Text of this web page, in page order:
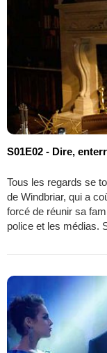
S01E02 - Dire,
Tous les regards se
de Windbriar, qui a
forcé de réunir sa
police et les médias.